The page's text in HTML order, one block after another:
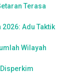
Terasa
Adu Taktik
Wilayah